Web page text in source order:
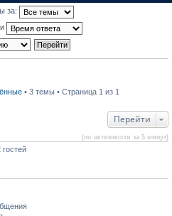
за:
• 3 темы • Страница 1 из 1
Перейти
(по активности за 5 минут)